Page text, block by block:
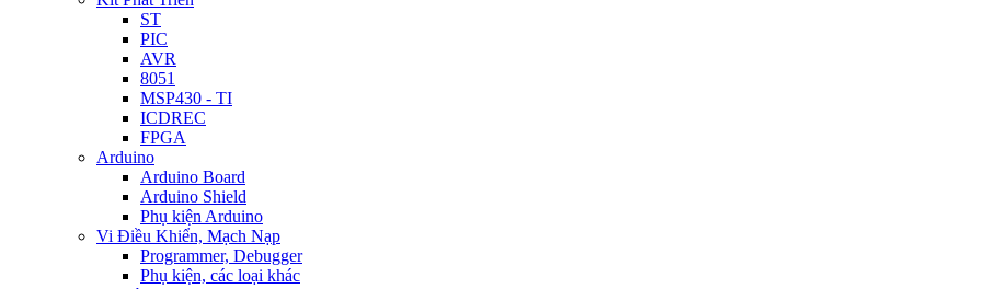
ST
PIC
AVR
8051
MSP430 - TI
ICDREC
FPGA
Arduino
Arduino Board
Arduino Shield
Phụ kiện Arduino
Vi Điều Khiển, Mạch Nạp
Programmer, Debugger
Phụ kiện, các loại khác